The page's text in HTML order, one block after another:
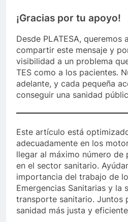
¡Gracias por tu apoyo!
Desde PLATESA, queremos
compartir este mensaje y
visibilidad a un problema
TES como a los pacientes.
adelante, y cada pequeña
conseguir una sanidad
Este artículo está
adecuadamente en los
llegar al máximo número de
en el sector sanitario.
importancia del trabajo de
Emergencias Sanitarias y la
transporte sanitario. Juntos
sanidad más justa y